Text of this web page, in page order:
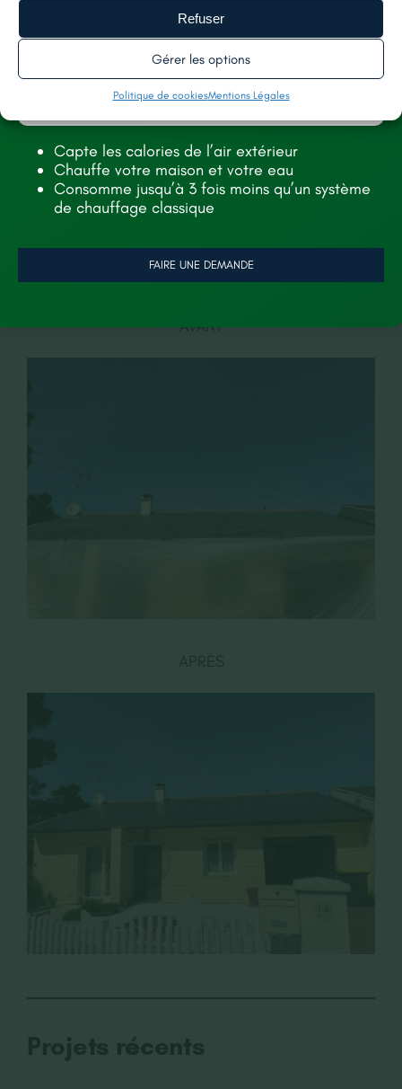
Refuser
Gérer les options
Politique de cookiesMentions Légales
Vous souhaitez faire la rénovation de votre toiture
à Bouchemaine ou ses alentours ? N’hésitez pas à
nous contactez avec le formulaire en bas de page
ou via nos coordonnées sur le site.
Découvrez ci-dessous sans plus tarder les photos
Avant/Après du chantier.
Les photos du projet
AVANT
Capte les calories de l’air extérieur
Chauffe votre maison et votre eau
Consomme jusqu’à 3 fois moins qu’un système
de chauffage classique
FAIRE UNE DEMANDE